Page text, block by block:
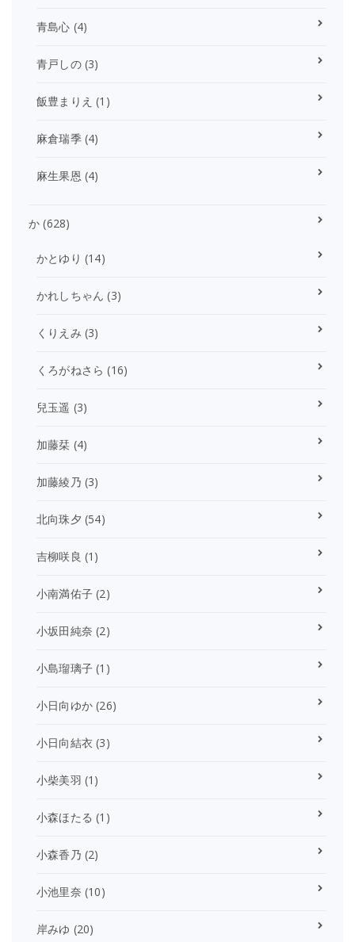
青島心 (4)
青戸しの(3)
飯豊まりえ (1)
麻倉瑞季(4)
麻生果恩 (4)
か (628)
かとゆり (14)
かれしちゃん (3)
くりえみ (3)
くろがねさら (16)
兒玉遥 (3)
加藤栞 (4)
加藤綾乃 (3)
北向珠夕 (54)
吉柳咲良 (1)
小南満佑子 (2)
小坂田純奈 (2)
小島瑠璃子 (1)
小日向ゆか (26)
小日向結衣 (3)
小柴美羽 (1)
小森ほたる (1)
小森香乃 (2)
小池里奈 (10)
岸みゆ (20)